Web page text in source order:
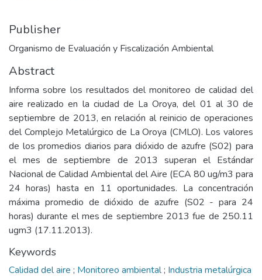
Publisher
Organismo de Evaluación y Fiscalización Ambiental
Abstract
Informa sobre los resultados del monitoreo de calidad del
aire realizado en la ciudad de La Oroya, del 01 al 30 de
septiembre de 2013, en relación al reinicio de operaciones
del Complejo Metalúrgico de La Oroya (CMLO). Los valores
de los promedios diarios para dióxido de azufre (S02) para
el mes de septiembre de 2013 superan el Estándar
Nacional de Calidad Ambiental del Aire (ECA 80 ug/m3 para
24 horas) hasta en 11 oportunidades. La concentración
máxima promedio de dióxido de azufre (S02 - para 24
horas) durante el mes de septiembre 2013 fue de 250.11
ugm3 (17.11.2013).
Keywords
Calidad del aire ; Monitoreo ambiental; Industria metalúrgica